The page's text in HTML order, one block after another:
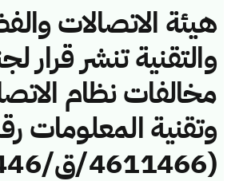
هيئة الاتصالات
والتقنية تنشر قرار
مخالفات نظام
وتقنية المعلومات